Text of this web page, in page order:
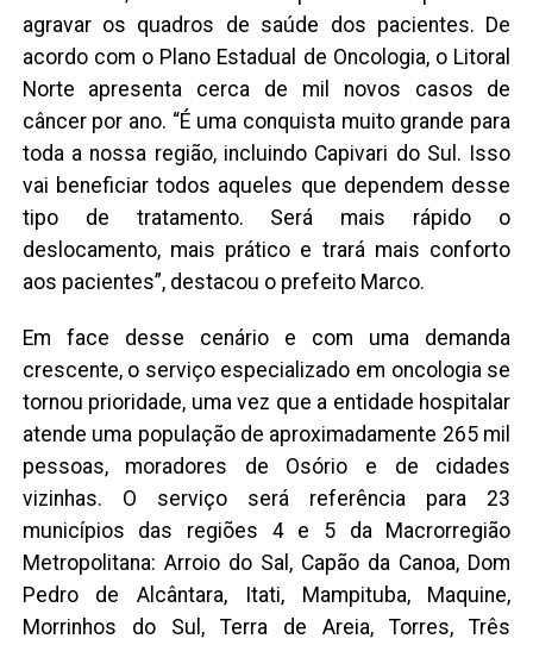
agravar os quadros de saúde dos pacientes. De
acordo com o Plano Estadual de Oncologia, o Litoral
Norte apresenta cerca de mil novos casos de
câncer por ano. “É uma conquista muito grande para
toda a nossa região, incluindo Capivari do Sul. Isso
vai beneficiar todos aqueles que dependem desse
tipo de tratamento. Será mais rápido o
deslocamento, mais prático e trará mais conforto
aos pacientes”, destacou o prefeito Marco.
Em face desse cenário e com uma demanda
crescente, o serviço especializado em oncologia se
tornou prioridade, uma vez que a entidade hospitalar
atende uma população de aproximadamente 265 mil
pessoas, moradores de Osório e de cidades
vizinhas. O serviço será referência para 23
municípios das regiões 4 e 5 da Macrorregião
Metropolitana: Arroio do Sal, Capão da Canoa, Dom
Pedro de Alcântara, Itati, Mampituba, Maquine,
Morrinhos do Sul, Terra de Areia, Torres, Três